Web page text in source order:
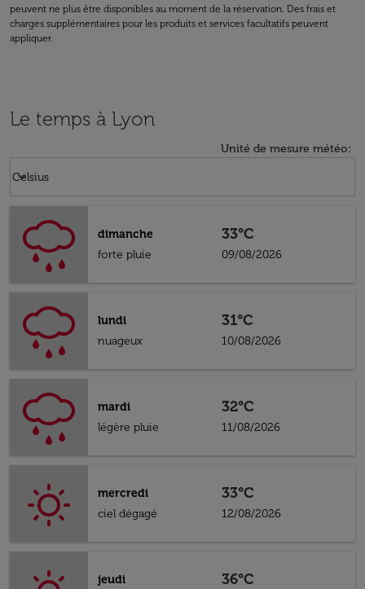
peuvent ne plus être disponibles au moment de la réservation. Des frais et
charges supplémentaires pour les produits et services facultatifs peuvent
appliquer.
Le temps à Lyon
Unité de mesure météo:
Celsius
keyboard_arrow_down
dimanche
forte pluie
33°C
09/08/2026
lundi
nuageux
31°C
10/08/2026
mardi
légère pluie
32°C
11/08/2026
mercredi
ciel dégagé
33°C
12/08/2026
jeudi
36°C